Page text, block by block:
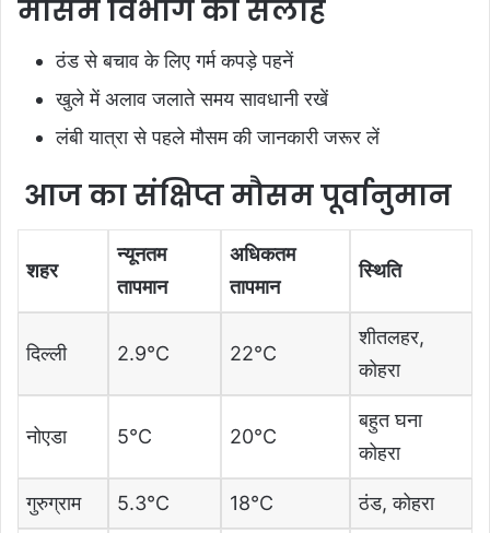
मौसम विभाग की सलाह
ठंड से बचाव के लिए गर्म कपड़े पहनें
खुले में अलाव जलाते समय सावधानी रखें
लंबी यात्रा से पहले मौसम की जानकारी जरूर लें
आज का संक्षिप्त मौसम पूर्वानुमान
शहर
न्यूनतम
तापमान
अधिकतम
तापमान
स्थिति
दिल्ली 2.9°C 22°C
शीतलहर,
कोहरा
नोएडा 5°C 20°C
बहुत घना
कोहरा
गुरुग्राम 5.3°C 18°C ठंड, कोहरा